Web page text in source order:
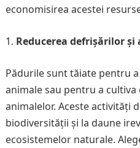
economisirea acestei
Reducerea defrișărilor
Pădurile sunt tăiate pentru
animale sau pentru a
animalelor. Aceste activități
biodiversității și la daune
ecosistemelor naturale.